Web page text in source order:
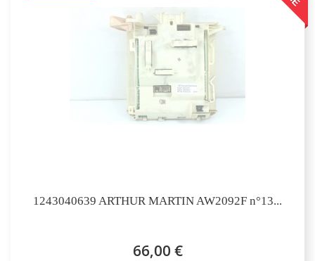
1243040639 ARTHUR MARTIN AW2092F n°13...
66,00 €